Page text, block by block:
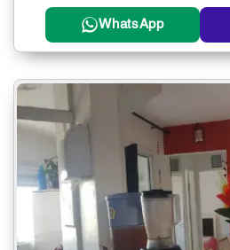
WhatsApp